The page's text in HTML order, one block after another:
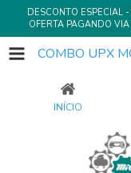
DESCONTO ESPECIAL
OFERTA PAGANDO
INÍCIO